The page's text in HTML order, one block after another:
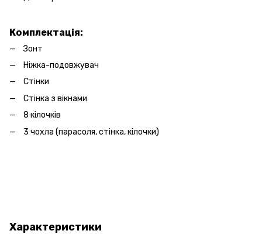
Комплектація:
Зонт
Ніжка-подовжувач
Стінки
Стінка з вікнами
8 кілочків
3 чохла (парасоля, стінка, кілочки)
Характеристики